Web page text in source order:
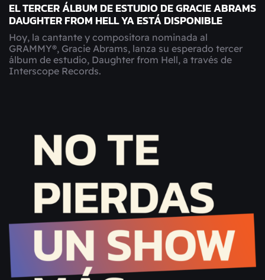
EL TERCER ÁLBUM DE ESTUDIO DE GRACIE ABRAMS
DAUGHTER FROM HELL YA ESTÁ DISPONIBLE
Hoy, la cantante y compositora nominada al
GRAMMY®, Gracie Abrams, lanza su esperado tercer
álbum de estudio, Daughter from Hell, a través de
Interscope Records.